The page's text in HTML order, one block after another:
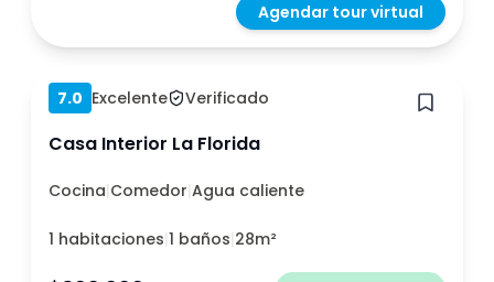
Agendar tour virtual
Hace 1 año
7.0 Excelente Verificado
Casa Interior La Florida
Cocina|Comedor|Agua caliente
1 habitaciones|1 baños|28m²